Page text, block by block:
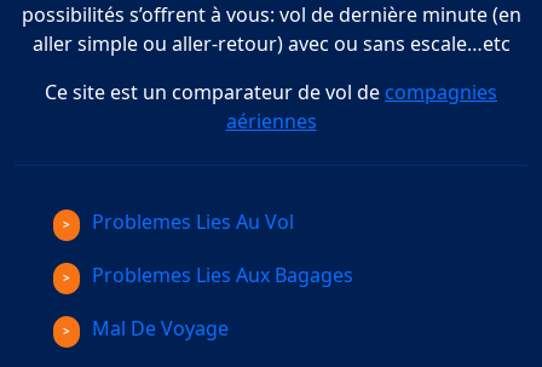
possibilités s’offrent à vous: vol de dernière minute (en
aller simple ou aller-retour) avec ou sans escale…etc
Ce site est un comparateur de vol de compagnies
aériennes
Problemes Lies Au Vol
Problemes Lies Aux Bagages
Mal De Voyage